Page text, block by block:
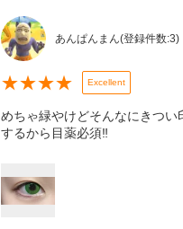
あんぱんまん(登録件数:3)
★★★★ Excellent
めちゃ緑やけどそんなにきつい
するから目薬必須‼️